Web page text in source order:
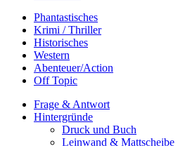
Phantastisches
Krimi / Thriller
Historisches
Western
Abenteuer/Action
Off Topic
Frage & Antwort
Hintergründe
Druck und Buch
Leinwand & Mattscheibe